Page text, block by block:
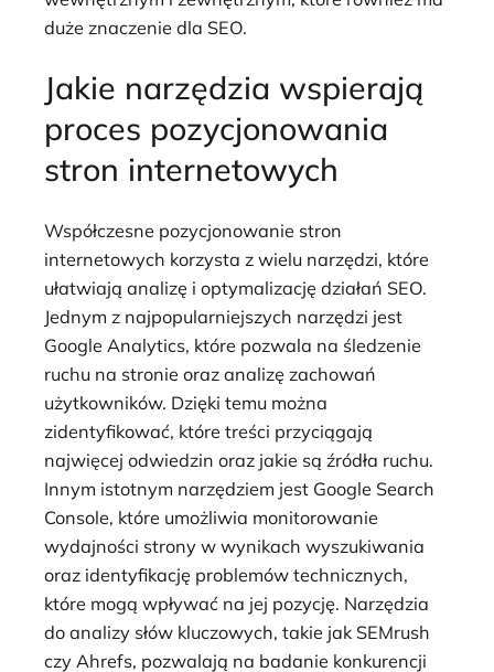
duże znaczenie dla SEO.
Jakie narzędzia wspierają
proces pozycjonowania
stron internetowych
Współczesne pozycjonowanie stron
internetowych korzysta z wielu narzędzi, które
ułatwiają analizę i optymalizację działań SEO.
Jednym z najpopularniejszych narzędzi jest
Google Analytics, które pozwala na śledzenie
ruchu na stronie oraz analizę zachowań
użytkowników. Dzięki temu można
zidentyfikować, które treści przyciągają
najwięcej odwiedzin oraz jakie są źródła ruchu.
Innym istotnym narzędziem jest Google Search
Console, które umożliwia monitorowanie
wydajności strony w wynikach wyszukiwania
oraz identyfikację problemów technicznych,
które mogą wpływać na jej pozycję. Narzędzia
do analizy słów kluczowych, takie jak SEMrush
czy Ahrefs, pozwalają na badanie konkurencji